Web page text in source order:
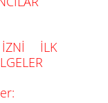
İZNİ İLK